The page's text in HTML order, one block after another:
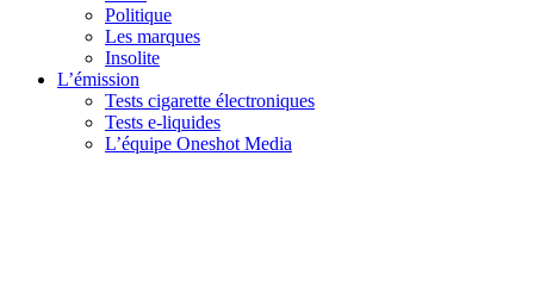
Politique
Les marques
Insolite
L’émission
Tests cigarette électroniques
Tests e-liquides
L’équipe Oneshot Media